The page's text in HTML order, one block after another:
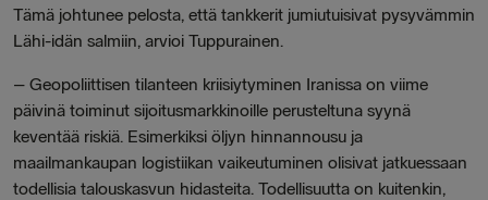
Tämä johtunee pelosta, että tankkerit jumiutuisivat pysyvämmin
Lähi-idän salmiin, arvioi Tuppurainen.
– Geopoliittisen tilanteen kriisiytyminen Iranissa on viime
päivinä toiminut sijoitusmarkkinoille perusteltuna syynä
keventää riskiä. Esimerkiksi öljyn hinnannousu ja
maailmankaupan logistiikan vaikeutuminen olisivat jatkuessaan
todellisia talouskasvun hidasteita. Todellisuutta on kuitenkin,